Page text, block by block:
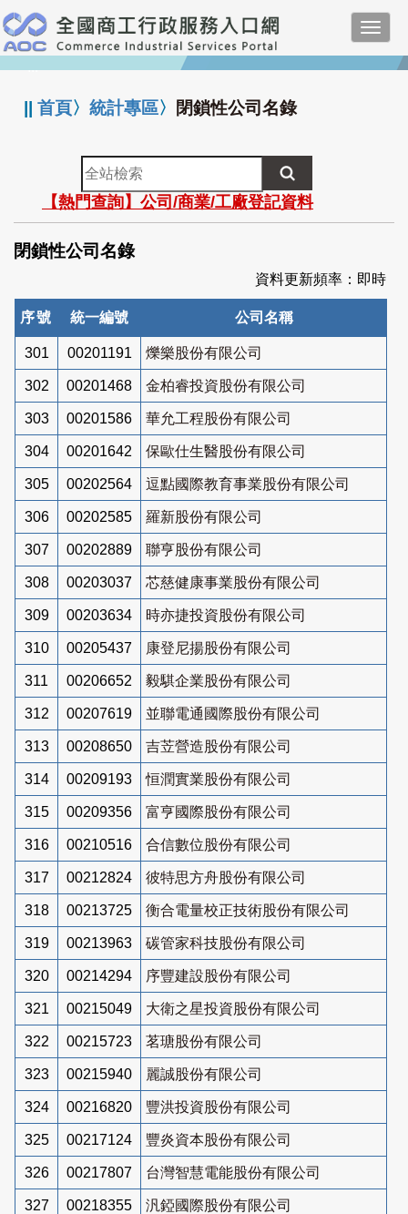
跳
到
主
要
:::
||首頁〉統計專區〉 閉鎖性公司名錄
全
站
檢
索
【熱門查詢】公司/商業/工廠登記資料
閉鎖性公司名錄
資料更新頻率：即時
序號 統一編號 公司名稱
301 00201191 爍樂股份有限公司
302 00201468 金柏睿投資股份有限公司
303 00201586 華允工程股份有限公司
304 00201642 保歐仕生醫股份有限公司
305 00202564 逗點國際教育事業股份有限公司
306 00202585 羅新股份有限公司
307 00202889 聯亨股份有限公司
308 00203037 芯慈健康事業股份有限公司
309 00203634 時亦捷投資股份有限公司
310 00205437 康登尼揚股份有限公司
311 00206652 毅騏企業股份有限公司
312 00207619 並聯電通國際股份有限公司
313 00208650 吉苙營造股份有限公司
314 00209193 恒潤實業股份有限公司
315 00209356 富亨國際股份有限公司
316 00210516 合信數位股份有限公司
317 00212824 彼特思方舟股份有限公司
318 00213725 衡合電量校正技術股份有限公司
319 00213963 碳管家科技股份有限公司
320 00214294 序豐建設股份有限公司
321 00215049 大衛之星投資股份有限公司
322 00215723 茗瑭股份有限公司
323 00215940 麗誠股份有限公司
324 00216820 豐洪投資股份有限公司
325 00217124 豐炎資本股份有限公司
326 00217807 台灣智慧電能股份有限公司
327 00218355 汎錏國際股份有限公司